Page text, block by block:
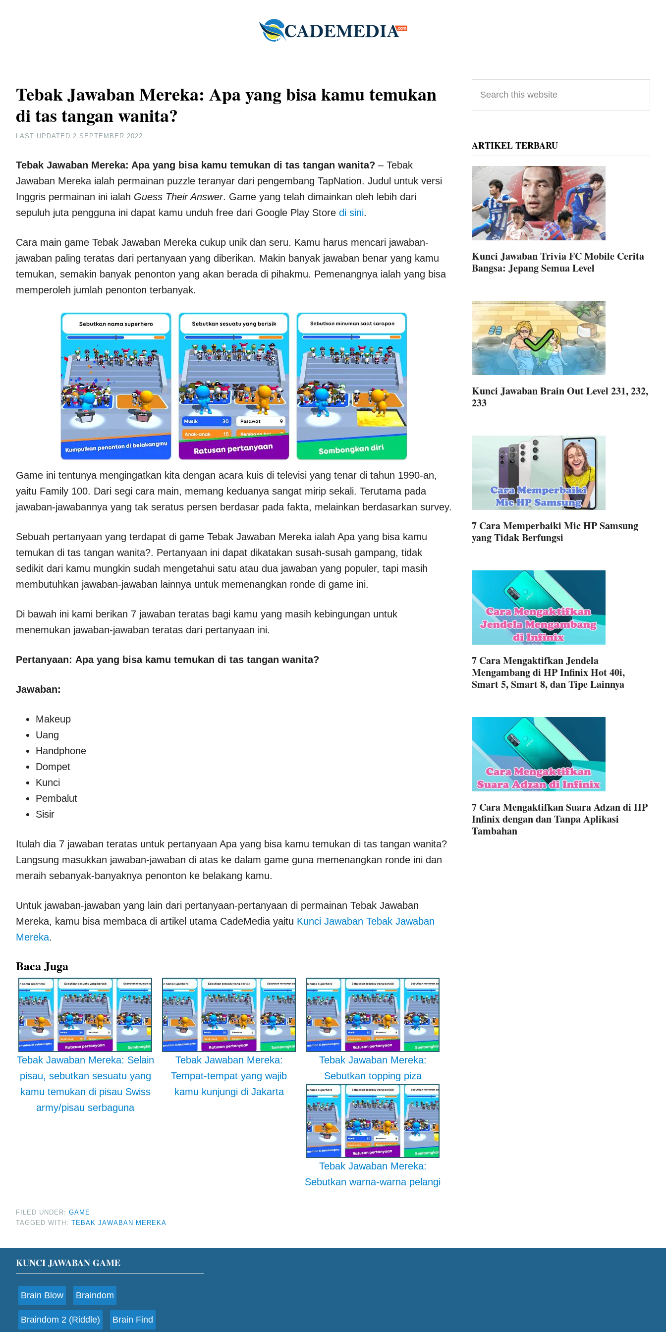
Tebak Jawaban Mereka: Apa yang bisa kamu temukan
di tas tangan wanita?
LAST UPDATED 2 SEPTEMBER 2022
Tebak Jawaban Mereka: Apa yang bisa kamu temukan di tas tangan wanita? – Tebak
Jawaban Mereka ialah permainan puzzle teranyar dari pengembang TapNation. Judul untuk versi
Inggris permainan ini ialah Guess Their Answer. Game yang telah dimainkan oleh lebih dari
sepuluh juta pengguna ini dapat kamu unduh free dari Google Play Store di sini.
Cara main game Tebak Jawaban Mereka cukup unik dan seru. Kamu harus mencari jawaban-
jawaban paling teratas dari pertanyaan yang diberikan. Makin banyak jawaban benar yang kamu
temukan, semakin banyak penonton yang akan berada di pihakmu. Pemenangnya ialah yang bisa
memperoleh jumlah penonton terbanyak.
Game ini tentunya mengingatkan kita dengan acara kuis di televisi yang tenar di tahun 1990-an,
yaitu Family 100. Dari segi cara main, memang keduanya sangat mirip sekali. Terutama pada
jawaban-jawabannya yang tak seratus persen berdasar pada fakta, melainkan berdasarkan survey.
Sebuah pertanyaan yang terdapat di game Tebak Jawaban Mereka ialah Apa yang bisa kamu
temukan di tas tangan wanita?. Pertanyaan ini dapat dikatakan susah-susah gampang, tidak
sedikit dari kamu mungkin sudah mengetahui satu atau dua jawaban yang populer, tapi masih
membutuhkan jawaban-jawaban lainnya untuk memenangkan ronde di game ini.
Di bawah ini kami berikan 7 jawaban teratas bagi kamu yang masih kebingungan untuk
menemukan jawaban-jawaban teratas dari pertanyaan ini.
Pertanyaan: Apa yang bisa kamu temukan di tas tangan wanita?
Jawaban:
Makeup
Uang
Handphone
Dompet
Kunci
Pembalut
Sisir
Itulah dia 7 jawaban teratas untuk pertanyaan Apa yang bisa kamu temukan di tas tangan wanita?
Langsung masukkan jawaban-jawaban di atas ke dalam game guna memenangkan ronde ini dan
meraih sebanyak-banyaknya penonton ke belakang kamu.
Untuk jawaban-jawaban yang lain dari pertanyaan-pertanyaan di permainan Tebak Jawaban
Mereka, kamu bisa membaca di artikel utama CadeMedia yaitu Kunci Jawaban Tebak Jawaban
Mereka.
Baca Juga
Tebak Jawaban Mereka: Selain
pisau, sebutkan sesuatu yang
kamu temukan di pisau Swiss
army/pisau serbaguna
Tebak Jawaban Mereka:
Tempat-tempat yang wajib
kamu kunjungi di Jakarta
Tebak Jawaban Mereka:
Sebutkan topping piza
Tebak Jawaban Mereka:
Sebutkan warna-warna pelangi
FILED UNDER: GAME
TAGGED WITH: TEBAK JAWABAN MEREKA
Primary
Sidebar
this
website
ARTIKEL TERBARU
Kunci Jawaban Trivia FC Mobile Cerita
Bangsa: Jepang Semua Level
Kunci Jawaban Brain Out Level 231, 232,
233
7 Cara Memperbaiki Mic HP Samsung
yang Tidak Berfungsi
7 Cara Mengaktifkan Jendela
Mengambang di HP Infinix Hot 40i,
Smart 5, Smart 8, dan Tipe Lainnya
7 Cara Mengaktifkan Suara Adzan di HP
Infinix dengan dan Tanpa Aplikasi
Tambahan
Footer
KUNCI JAWABAN GAME
Brain Blow Braindom
Braindom 2 (Riddle) Brain Find